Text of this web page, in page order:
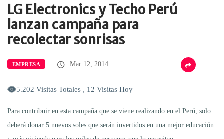
Home
Empresa LG Electronics y…
LG Electronics y Techo Perú
lanzan campaña para
recolectar sonrisas
EMPRESA Mar 12, 2014
5.202 Visitas Totales , 12 Visitas Hoy
Para contribuir en esta campaña que se viene realizando en el Perú, solo
deberá donar 5 nuevos soles que serán invertidos en una mejor educación